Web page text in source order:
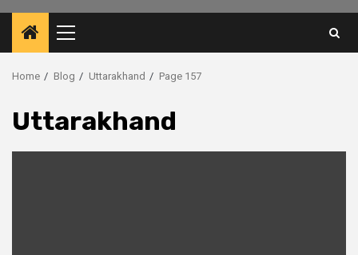
Primary
Menu
Home Blog Uttarakhand Page 157
Uttarakhand